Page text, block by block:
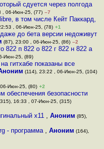
сдуется через полгода
, 06-Июн-25, (77) –7
в том числе Кейт Паккард,
, 06-Июн-25, (78) +1
до бета версии недоживут
(87), 23:00 , 06-Июн-25, (86) –2
822 п 822 о 822 г 822 н 822 а
Июн-25, (89)
гитхабе показаны все
(114), 23:22 , 06-Июн-25, (104)
Июн-25, (80) +2
обеспечения безопасности
16:33 , 07-Июн-25, (315)
х11 ,Аноним (85),
- программа , Аноним (164),